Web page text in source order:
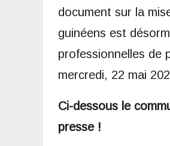
document sur la
guinéens est
professionnelles de
mercredi, 22 mai
Ci-dessous le
presse !